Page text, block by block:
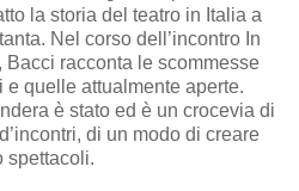
la storia del teatro in Italia a
Nel corso dell’incontro In
racconta le scommesse
e quelle attualmente aperte.
è stato ed è un crocevia di
di un modo di creare
spettacoli.